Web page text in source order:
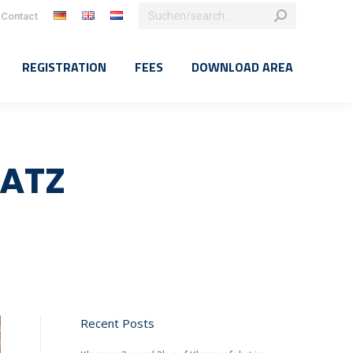
Contact
Search:
REGISTRATION FEES DOWNLOAD AREA
Recent Posts